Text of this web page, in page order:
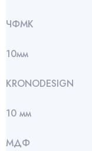
ЧФМК
10мм
KRONODESIGN
10 мм
МДФ